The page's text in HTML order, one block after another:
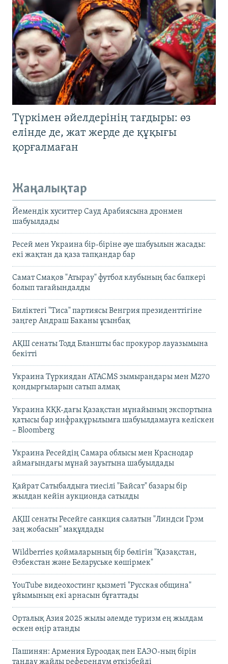
Түркімен әйелдерінің тағдыры: өз
елінде де, жат жерде де құқығы
қорғалмаған
Жаңалықтар
Йемендік хуситтер Сауд Арабиясына дронмен
шабуылдады
Ресей мен Украина бір-біріне әуе шабуылын жасады:
екі жақтан да қаза тапқандар бар
Самат Смақов "Атырау" футбол клубының бас бапкері
болып тағайындалды
Биліктегі "Тиса" партиясы Венгрия президенттігіне
заңгер Андраш Баканы ұсынбақ
АҚШ сенаты Тодд Бланшты бас прокурор лауазымына
бекітті
Украина Түркиядан ATACMS зымырандары мен M270
қондырғыларын сатып алмақ
Украина КҚК-дағы Қазақстан мұнайының экспортына
қатысы бар инфрақұрылымға шабуылдамауға келіскен
– Bloomberg
Украина Ресейдің Самара облысы мен Краснодар
аймағындағы мұнай зауытына шабуылдады
Қайрат Сатыбалдыға тиесілі "Байсат" базары бір
жылдан кейін аукционда сатылды
АҚШ сенаты Ресейге санкция салатын "Линдси Грэм
заң жобасын" мақұлдады
Wildberries қоймаларының бір бөлігін "Қазақстан,
Өзбекстан және Беларуське көшірмек"
YouTube видеохостинг қызметі "Русская община"
ұйымының екі арнасын бұғаттады
Орталық Азия 2025 жылы әлемде туризм ең жылдам
өскен өңір атанды
Пашинян: Армения Еуроодақ пен ЕАЭО-ның бірін
таңдау жайлы референдум өткізбейді